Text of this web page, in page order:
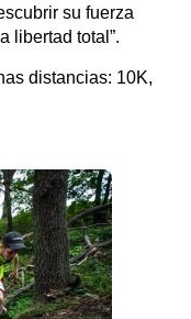
su fuerza
libertad total”.
distancias: 10K,